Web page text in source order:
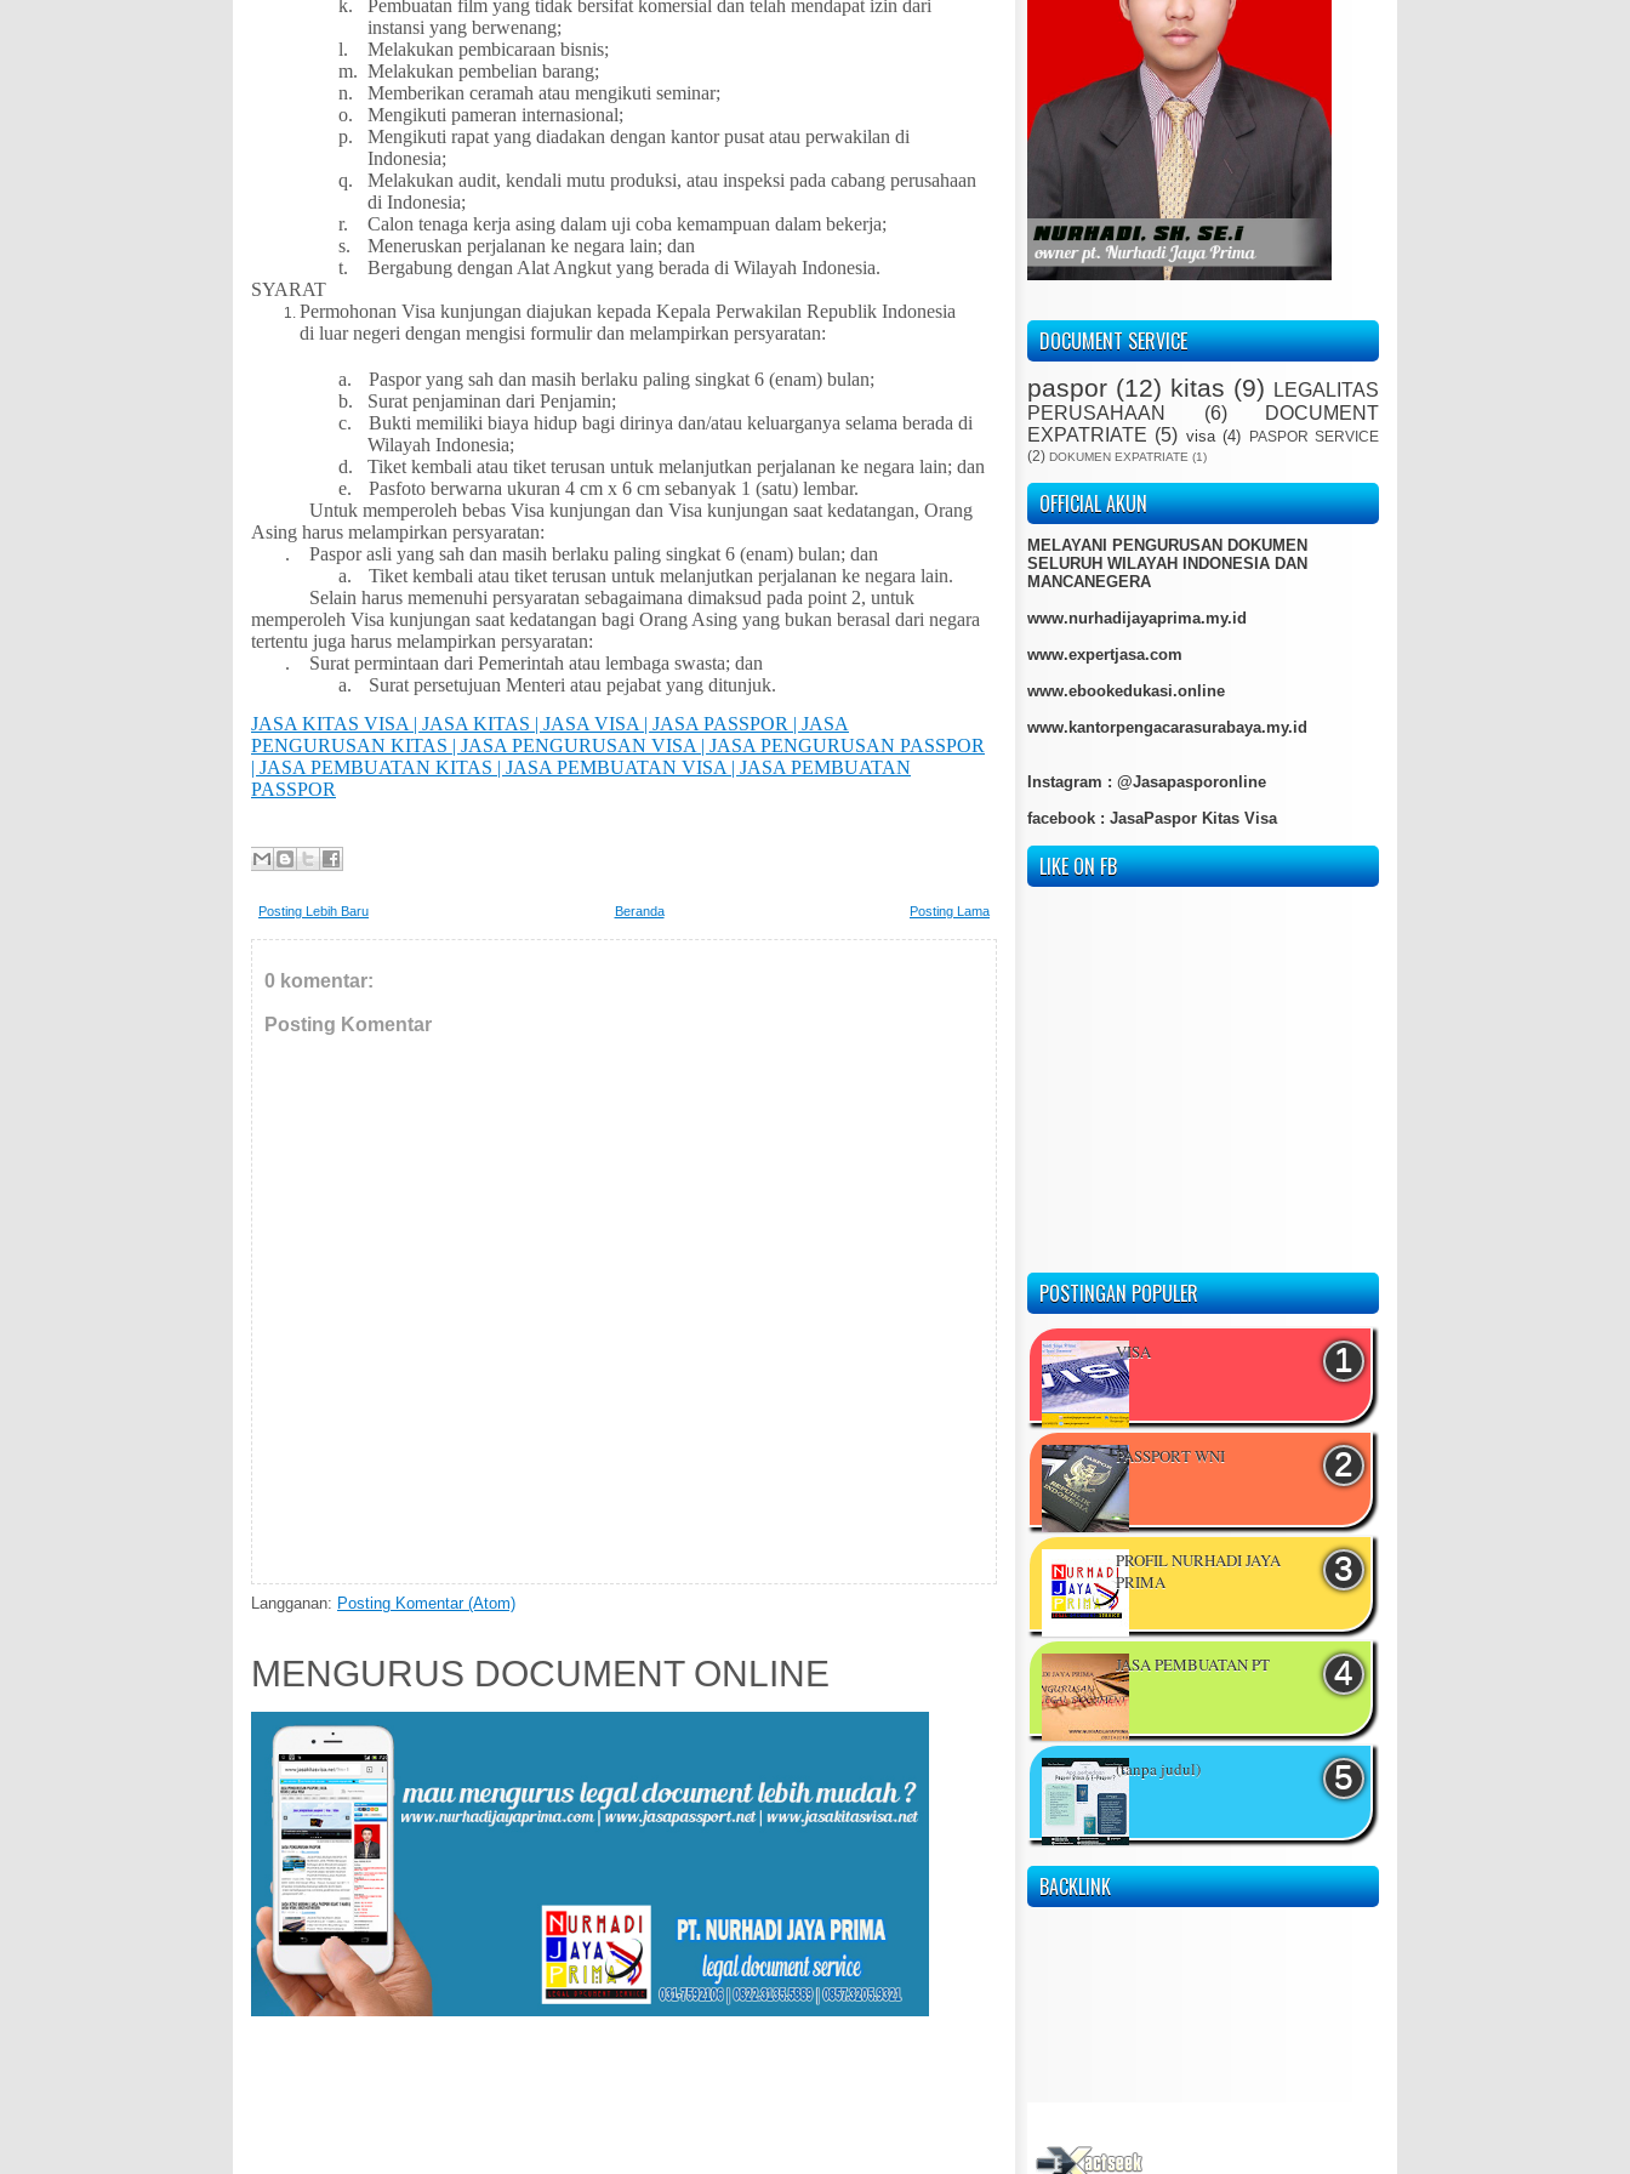
k.
Pembuatan film yang tidak bersifat komersial dan telah mendapat izin dari
instansi yang berwenang;
l.
Melakukan pembicaraan bisnis;
m. Melakukan pembelian barang;
n.
Memberikan ceramah atau mengikuti seminar;
o.
Mengikuti pameran internasional;
p.
Mengikuti rapat yang diadakan dengan kantor pusat atau perwakilan di
Indonesia;
q.
Melakukan audit, kendali mutu produksi, atau inspeksi pada cabang perusahaan
di Indonesia;
r.
Calon tenaga kerja asing dalam uji coba kemampuan dalam bekerja;
s.
Meneruskan perjalanan ke negara lain; dan
t.
Bergabung dengan Alat Angkut yang berada di Wilayah Indonesia.
SYARAT
Permohonan Visa kunjungan diajukan kepada Kepala Perwakilan Republik Indonesia
di luar negeri dengan mengisi formulir dan melampirkan persyaratan:
a.
Paspor yang sah dan masih berlaku paling singkat 6 (enam) bulan;
b.
Surat penjaminan dari Penjamin;
c.
Bukti memiliki biaya hidup bagi dirinya dan/atau keluarganya selama berada di
Wilayah Indonesia;
d.
Tiket kembali atau tiket terusan untuk melanjutkan perjalanan ke negara lain; dan
e.
Pasfoto berwarna ukuran 4 cm x 6 cm sebanyak 1 (satu) lembar.
Untuk memperoleh bebas Visa kunjungan dan Visa kunjungan saat kedatangan, Orang
Asing harus melampirkan persyaratan:
.
Paspor asli yang sah dan masih berlaku paling singkat 6 (enam) bulan; dan
a.
Tiket kembali atau tiket terusan untuk melanjutkan perjalanan ke negara lain.
Selain harus memenuhi persyaratan sebagaimana dimaksud pada point 2, untuk
memperoleh Visa kunjungan saat kedatangan bagi Orang Asing yang bukan berasal dari negara
tertentu juga harus melampirkan persyaratan:
.
Surat permintaan dari Pemerintah atau lembaga swasta; dan
a.
Surat persetujuan Menteri atau pejabat yang ditunjuk.
JASA KITAS VISA | JASA KITAS | JASA VISA | JASA PASSPOR | JASA
PENGURUSAN KITAS | JASA PENGURUSAN VISA | JASA PENGURUSAN PASSPOR
| JASA PEMBUATAN KITAS | JASA PEMBUATAN VISA | JASA PEMBUATAN
PASSPOR
Posting Lebih Baru Posting Lama
Beranda
0 komentar:
Posting Komentar
Langganan: Posting Komentar (Atom)
MENGURUS DOCUMENT ONLINE
DOCUMENT SERVICE
paspor (12) kitas (9)
LEGALITAS
PERUSAHAAN
(6)
DOCUMENT
EXPATRIATE (5) visa (4)
PASPOR SERVICE
(2) DOKUMEN EXPATRIATE (1)
OFFICIAL AKUN
MELAYANI PENGURUSAN DOKUMEN
SELURUH WILAYAH INDONESIA DAN
MANCANEGERA
www.nurhadijayaprima.my.id
www.expertjasa.com
www.ebookedukasi.online
www.kantorpengacarasurabaya.my.id
Instagram : @Jasapasporonline
facebook : JasaPaspor Kitas Visa
LIKE ON FB
POSTINGAN POPULER
VISA
PASSPORT WNI
PROFIL NURHADI JAYA
PRIMA
JASA PEMBUATAN PT
(tanpa judul)
BACKLINK